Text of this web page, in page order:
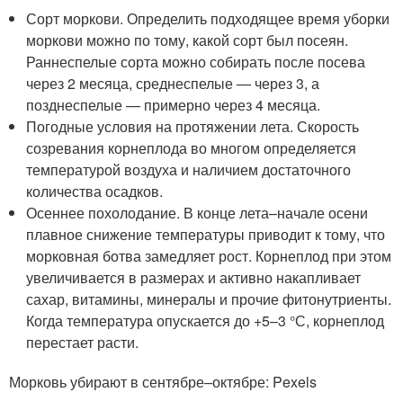
Сорт моркови. Определить подходящее время уборки
моркови можно по тому, какой сорт был посеян.
Раннеспелые сорта можно собирать после посева
через 2 месяца, среднеспелые — через 3, а
позднеспелые — примерно через 4 месяца.
Погодные условия на протяжении лета. Скорость
созревания корнеплода во многом определяется
температурой воздуха и наличием достаточного
количества осадков.
Осеннее похолодание. В конце лета–начале осени
плавное снижение температуры приводит к тому, что
морковная ботва замедляет рост. Корнеплод при этом
увеличивается в размерах и активно накапливает
сахар, витамины, минералы и прочие фитонутриенты.
Когда температура опускается до +5–3 °С, корнеплод
перестает расти.
Морковь убирают в сентябре–октябре: Pexels